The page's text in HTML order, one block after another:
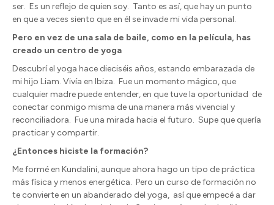
ser. Es un reflejo de quien soy. Tanto es así, que hay un punto
en que a veces siento que en él se invade mi vida personal.
Pero en vez de una sala de baile, como en la película, has
creado un centro de yoga
Descubrí el yoga hace dieciséis años, estando embarazada de
mi hijo Liam. Vivía en Ibiza. Fue un momento mágico, que
cualquier madre puede entender, en que tuve la oportunidad de
conectar conmigo misma de una manera más vivencial y
reconciliadora. Fue una mirada hacia el futuro. Supe que quería
practicar y compartir.
¿Entonces hiciste la formación?
Me formé en Kundalini, aunque ahora hago un tipo de práctica
más física y menos energética. Pero un curso de formación no
te convierte en un abanderado del yoga, así que empecé a dar